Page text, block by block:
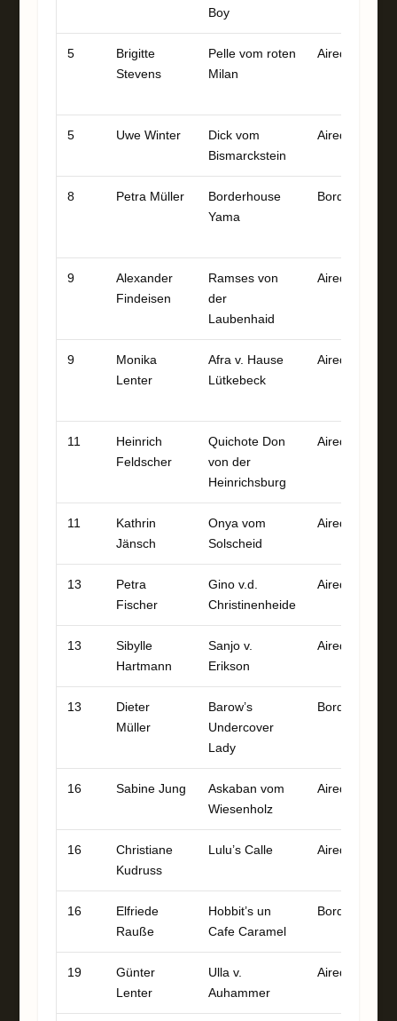
Boy
5
Brigitte
Stevens
Pelle vom roten
Milan
Airedale
5 Uwe Winter
Dick vom
Bismarckstein
Airedale
8 Petra Müller
Borderhouse
Yama
Border
9
Alexander
Findeisen
Ramses von
der
Laubenhaid
Airedale
9
Monika
Lenter
Afra v. Hause
Lütkebeck
Airedale
11
Heinrich
Feldscher
Quichote Don
von der
Heinrichsburg
Airedale
11
Kathrin
Jänsch
Onya vom
Solscheid
Airedale
13
Petra
Fischer
Gino v.d.
Christinenheide
Airedale
13
Sibylle
Hartmann
Sanjo v.
Erikson
Airedale
13
Dieter
Müller
Barow’s
Undercover
Lady
Border
16 Sabine Jung
Askaban vom
Wiesenholz
Airedale
16
Christiane
Kudruss
Lulu’s Calle Airedale
16
Elfriede
Rauße
Hobbit’s un
Cafe Caramel
Border
19
Günter
Lenter
Ulla v.
Auhammer
Airedale